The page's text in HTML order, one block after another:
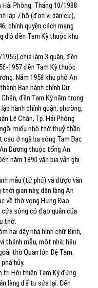
Phòng. Tháng 10/1988
lập 7 hộ (đơn vị dân cư),
chính quyền cách mạng
đó đền Tam Kỳ thuộc khu
chia làm 3 quận, đền
1957 đền Tam Kỳ thuộc
Năm 1958 khu phố An
Ban hành chính Dư
đền Tam Kỳ năm trong
hành chính quận, phường,
Lê Chân, Tp. Hải Phòng
miếu nhỏ thờ thuỷ thần
ở ngã ba sông Tam Bạc
Dương thuộc tổng An
năm 1890 văn bia vẫn ghi
mẫu (tứ phủ) và được văn
thời gian này, dân làng An
về thờ vọng Hưng Đạo
sông có đạo quân của
thờ.
hai dãy nhà hình chữ Đinh,
thánh mẫu, một nhà: hậu
thờ Quan lớn Đệ Tam.
hủy.
trị Hội thiện Tam Kỳ đứng
làng để tu sửa lại. Đến